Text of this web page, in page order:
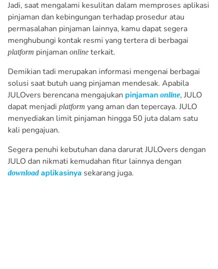
Jadi, saat mengalami kesulitan dalam memproses aplikasi
pinjaman dan kebingungan terhadap prosedur atau
permasalahan pinjaman lainnya, kamu dapat segera
menghubungi kontak resmi yang tertera di berbagai
platform pinjaman online terkait.
Demikian tadi merupakan informasi mengenai berbagai
solusi saat butuh uang pinjaman mendesak. Apabila
JULOvers berencana mengajukan pinjaman online, JULO
dapat menjadi platform yang aman dan tepercaya. JULO
menyediakan limit pinjaman hingga 50 juta dalam satu
kali pengajuan.
Segera penuhi kebutuhan dana darurat JULOvers dengan
JULO dan nikmati kemudahan fitur lainnya dengan
downloadaplikasinya sekarang juga.